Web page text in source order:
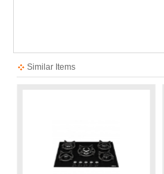
Similar Items